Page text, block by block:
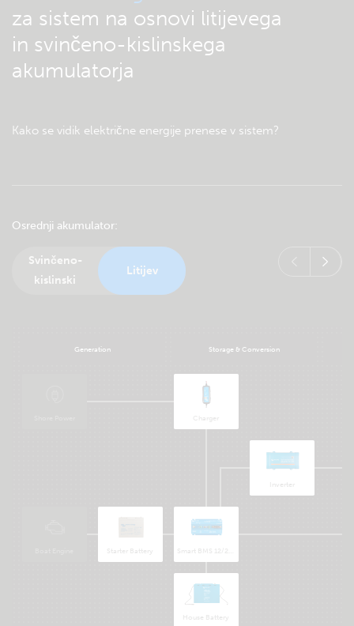
za sistem na osnovi litijevega
in svinčeno-kislinskega
akumulatorja
Kako se vidik električne energije prenese v sistem?
Osrednji akumulator
Svinčeno-
kislinski
Litijev
Generation Storage & Conversion
House Battery
Inverter
Starter Battery
Charger